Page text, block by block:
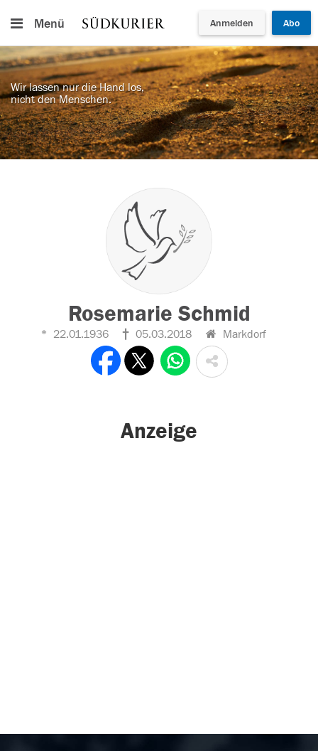
Menü Anmelden Abo
Wir lassen nur die Hand los,
nicht den Menschen.
Rosemarie Schmid
22.01.1936 05.03.2018 Markdorf
Anzeige